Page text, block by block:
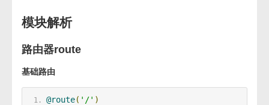
模块解析
路由器route
基础路由
@route( '/' )